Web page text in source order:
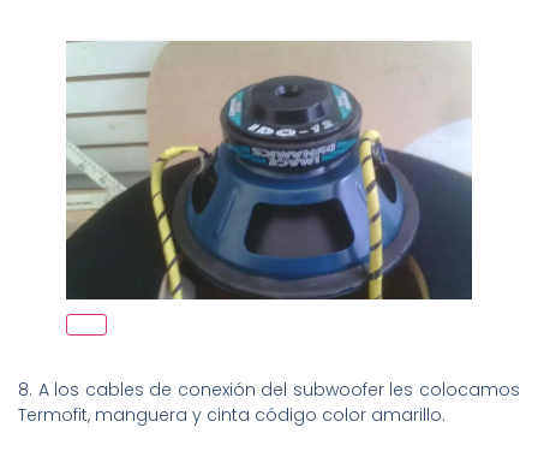
8. A los cables de conexión del subwoofer les colocamos
Termofit, manguera y cinta código color amarillo.